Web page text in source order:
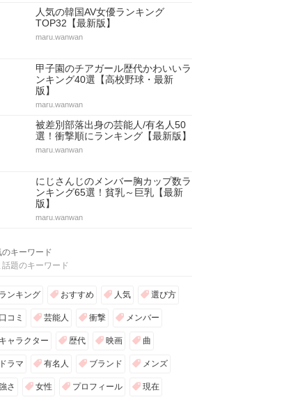
人気の韓国AV女優ランキング
TOP32【最新版】
maru.wanwan
甲子園のチアガール歴代かわいいラ
ンキング40選【高校野球・最新
版】
maru.wanwan
被差別部落出身の芸能人/有名人50
選！衝撃順にランキング【最新版】
maru.wanwan
にじさんじのメンバー胸カップ数ラ
ンキング65選！貧乳～巨乳【最新
版】
maru.wanwan
のキーワード
話題のキーワード
ランキング おすすめ 人気 選び方
口コミ 芸能人 衝撃 メンバー
キャラクター 歴代 映画 曲
ドラマ 有名人 ブランド メンズ
さ 女性 プロフィール 現在